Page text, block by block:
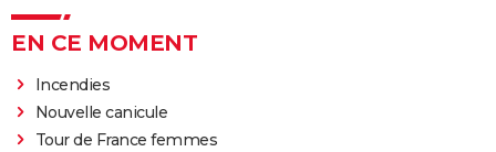
EN CE MOMENT
Incendies
Nouvelle canicule
Tour de France femmes